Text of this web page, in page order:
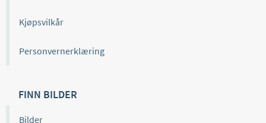
Kjøpsvilkår
Personvernerklæring
FINN BILDER
Bilder